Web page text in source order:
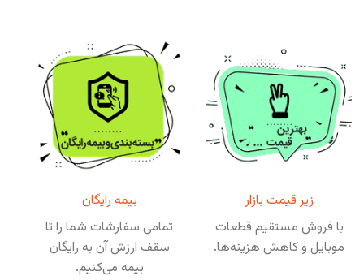
زیر قیمت بازار
با فروش مستقیم قطعات
موبایل و کاهش هزینه‌ها.
بیمه رایگان
تمامی سفارشات شما را تا
سقف ارزش آن به رایگان
بیمه می‌کنیم.